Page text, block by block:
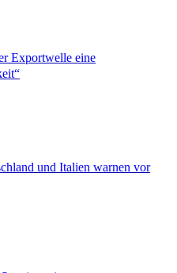
Exportwelle eine
und Italien warnen vor